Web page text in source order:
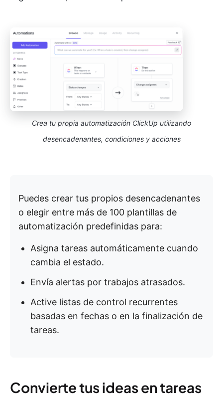
Crea tu propia automatización ClickUp utilizando
desencadenantes, condiciones y acciones
Puedes crear tus propios desencadenantes
o elegir entre más de 100 plantillas de
automatización predefinidas para:
Asigna tareas automáticamente cuando
cambia el estado.
Envía alertas por trabajos atrasados.
Active listas de control recurrentes
basadas en fechas o en la finalización de
tareas.
Convierte tus ideas en tareas